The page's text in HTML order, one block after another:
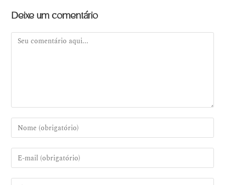
Deixe um comentário